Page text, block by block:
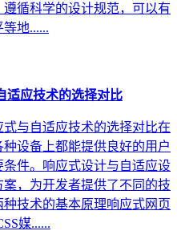
循科学的设计规范，可以有
地......
适应技术的选择对比
与自适应技术的选择对比在
设备上都能提供良好的用户
件。响应式设计与自适应设
，为开发者提供了不同的技
技术的基本原理响应式网页
媒......